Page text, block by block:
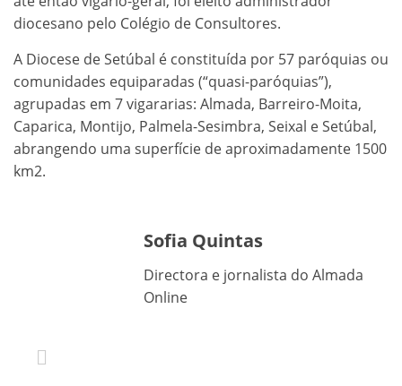
diocesano pelo Colégio de Consultores.
A Diocese de Setúbal é constituída por 57 paróquias ou
comunidades equiparadas (“quasi-paróquias”),
agrupadas em 7 vigararias: Almada, Barreiro-Moita,
Caparica, Montijo, Palmela-Sesimbra, Seixal e Setúbal,
abrangendo uma superfície de aproximadamente 1500
km2.
Sofia Quintas
Directora e jornalista do Almada
Online